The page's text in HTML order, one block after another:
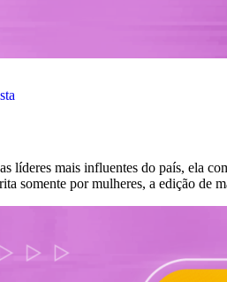
líderes mais influentes do país, ela
somente por mulheres, a edição